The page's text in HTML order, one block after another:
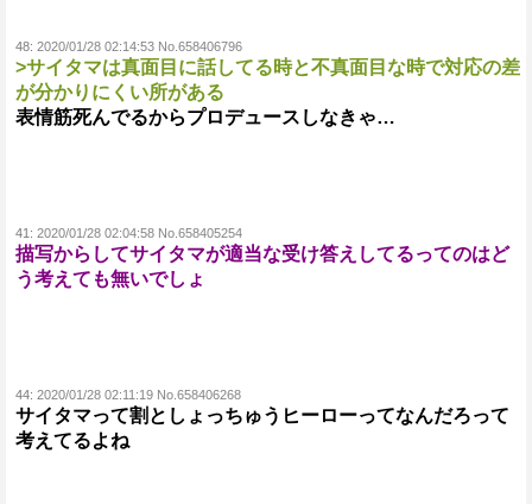
48: 2020/01/28 02:14:53 No.658406796
>サイタマは真面目に話してる時と不真面目な時で対応の差
が分かりにくい所がある
表情筋死んでるからプロデュースしなきゃ…
41: 2020/01/28 02:04:58 No.658405254
描写からしてサイタマが適当な受け答えしてるってのはど
う考えても無いでしょ
44: 2020/01/28 02:11:19 No.658406268
サイタマって割としょっちゅうヒーローってなんだろって
考えてるよね